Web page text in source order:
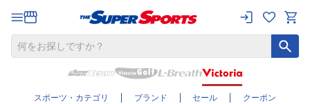
スポーツ・カテゴリ ブランド セール クーポン